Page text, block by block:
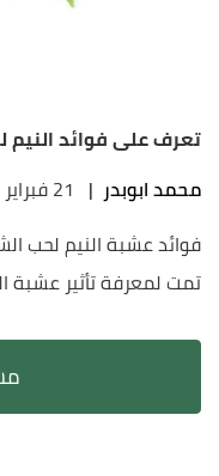
تعرف على فوائد النيم
محمد ابوبدر | 21 فبراير 2022
فوائد عشبة النيم لحب
تمت لمعرفة تأثير عشبة